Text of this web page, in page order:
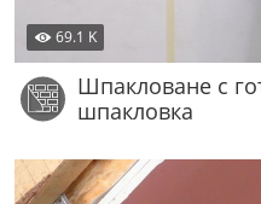
69.1 K
Шпакловане с
шпакловка